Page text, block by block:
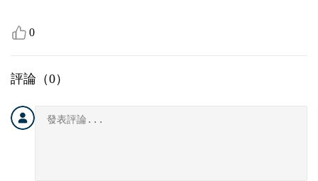
0
評論（0）